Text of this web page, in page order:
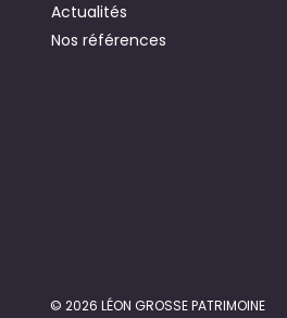
Actualités
Nos références
© 2026 LÉON GROSSE PATRIMOINE